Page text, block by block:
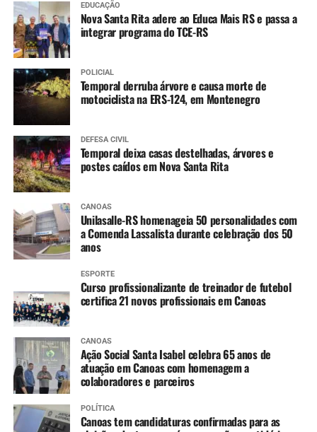
Texto na edição de 7 a 13 de outubro de 1967 já comparava enchente da
época com a de dois anos antes
Por conta da enchente de 1965, o Exército e a
Aeronáutica contribuíram para um plano de salvamento
elaborado pela Prefeitura de Canoas, na época
comandada por Hugo Simões Lagranha.
Cerca de 200 ruas ficaram alagadas, e lugares como o
Colégio Carlos Chagas, no Niterói, chegaram a abrigar
mais de mil pessoas por vez. Enquanto isso, madeireiras
colocavam seus funcionários para construírem barcos
para o resgate.
As duas emissoras de rádio da cidade saíram do ar por
terem suas antenas atingidas. O Timoneiro foi um dos
poucos veículos de comunicação da cidade que continuou
prestando informações ao público naquele período.
Parte 1
Parte 2
EDUCAÇÃO
Nova Santa Rita adere ao Educa Mais RS e passa a
integrar programa do TCE-RS
POLICIAL
Temporal derruba árvore e causa morte de
motociclista na ERS-124, em Montenegro
DEFESA CIVIL
Temporal deixa casas destelhadas, árvores e
postes caídos em Nova Santa Rita
CANOAS
Unilasalle-RS homenageia 50 personalidades com
a Comenda Lassalista durante celebração dos 50
anos
ESPORTE
Curso profissionalizante de treinador de futebol
certifica 21 novos profissionais em Canoas
CANOAS
Ação Social Santa Isabel celebra 65 anos de
atuação em Canoas com homenagem a
colaboradores e parceiros
POLÍTICA
Canoas tem candidaturas confirmadas para as